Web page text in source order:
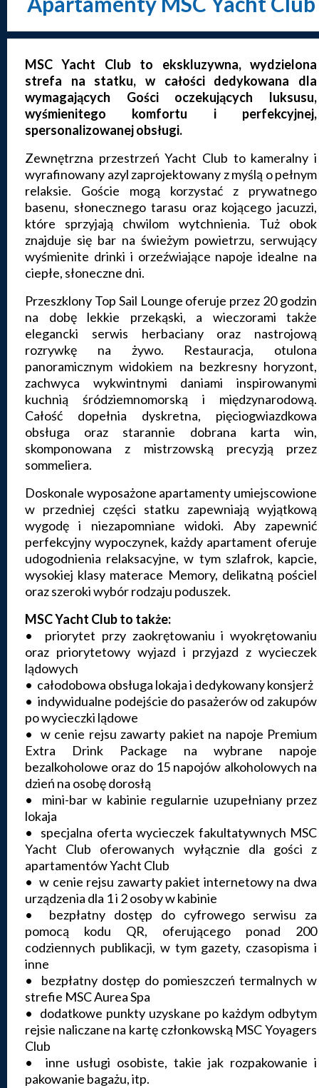
MSC Yacht Club to ekskluzywna, wydzielona
strefa na statku, w całości dedykowana dla
wymagających Gości oczekujących luksusu,
wyśmienitego komfortu i perfekcyjnej,
spersonalizowanej obsługi.
Zewnętrzna przestrzeń Yacht Club to kameralny i
wyrafinowany azyl zaprojektowany z myślą o pełnym
relaksie. Goście mogą korzystać z prywatnego
basenu, słonecznego tarasu oraz kojącego jacuzzi,
które sprzyjają chwilom wytchnienia. Tuż obok
znajduje się bar na świeżym powietrzu, serwujący
wyśmienite drinki i orzeźwiające napoje idealne na
ciepłe, słoneczne dni.
Przeszklony Top Sail Lounge oferuje przez 20 godzin
na dobę lekkie przekąski, a wieczorami także
elegancki serwis herbaciany oraz nastrojową
rozrywkę na żywo. Restauracja, otulona
panoramicznym widokiem na bezkresny horyzont,
zachwyca wykwintnymi daniami inspirowanymi
kuchnią śródziemnomorską i międzynarodową.
Całość dopełnia dyskretna, pięciogwiazdkowa
obsługa oraz starannie dobrana karta win,
skomponowana z mistrzowską precyzją przez
sommeliera.
Doskonale wyposażone apartamenty umiejscowione
w przedniej części statku zapewniają wyjątkową
wygodę i niezapomniane widoki. Aby zapewnić
perfekcyjny wypoczynek, każdy apartament oferuje
udogodnienia relaksacyjne, w tym szlafrok, kapcie,
wysokiej klasy materace Memory, delikatną pościel
oraz szeroki wybór rodzaju poduszek.
MSC Yacht Club to także:
• priorytet przy zaokrętowaniu i wyokrętowaniu
oraz priorytetowy wyjazd i przyjazd z wycieczek
lądowych
• całodobowa obsługa lokaja i dedykowany konsjerż
• indywidualne podejście do pasażerów od zakupów
po wycieczki lądowe
• w cenie rejsu zawarty pakiet na napoje Premium
Extra Drink Package na wybrane napoje
bezalkoholowe oraz do 15 napojów alkoholowych na
dzień na osobę dorosłą
• mini-bar w kabinie regularnie uzupełniany przez
lokaja
• specjalna oferta wycieczek fakultatywnych MSC
Yacht Club oferowanych wyłącznie dla gości z
apartamentów Yacht Club
• w cenie rejsu zawarty pakiet internetowy na dwa
urządzenia dla 1 i 2 osoby w kabinie
• bezpłatny dostęp do cyfrowego serwisu za
pomocą kodu QR, oferującego ponad 200
codziennych publikacji, w tym gazety, czasopisma i
inne
• bezpłatny dostęp do pomieszczeń termalnych w
strefie MSC Aurea Spa
• dodatkowe punkty uzyskane po każdym odbytym
rejsie naliczane na kartę członkowską MSC Yoyagers
Club
• inne usługi osobiste, takie jak rozpakowanie i
pakowanie bagażu, itp.